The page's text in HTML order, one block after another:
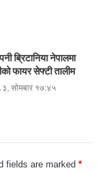
ब्रिटानिया नेपालमा
फायर सेफ्टी तालीम
सोमबार १७:४५
fields are marked *